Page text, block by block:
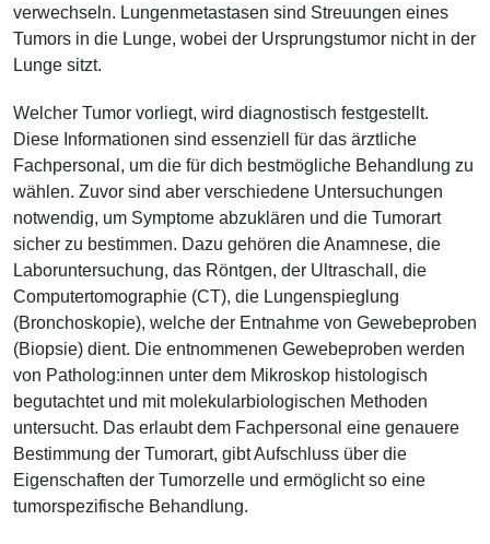
verwechseln. Lungenmetastasen sind Streuungen eines
Tumors in die Lunge, wobei der Ursprungstumor nicht in der
Lunge sitzt.
Welcher Tumor vorliegt, wird diagnostisch festgestellt.
Diese Informationen sind essenziell für das ärztliche
Fachpersonal, um die für dich bestmögliche Behandlung zu
wählen. Zuvor sind aber verschiedene Untersuchungen
notwendig, um Symptome abzuklären und die Tumorart
sicher zu bestimmen. Dazu gehören die Anamnese, die
Laboruntersuchung, das Röntgen, der Ultraschall, die
Computertomographie (CT), die Lungenspieglung
(Bronchoskopie), welche der Entnahme von Gewebeproben
(Biopsie) dient. Die entnommenen Gewebeproben werden
von Patholog:innen unter dem Mikroskop histologisch
begutachtet und mit molekularbiologischen Methoden
untersucht. Das erlaubt dem Fachpersonal eine genauere
Bestimmung der Tumorart, gibt Aufschluss über die
Eigenschaften der Tumorzelle und ermöglicht so eine
tumorspezifische Behandlung.